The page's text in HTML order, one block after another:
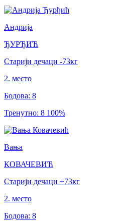
Андрија
ЂУРЂИЋ
Старији дечаци -73кг
2. место
Бодова: 8
Тренутно: 8 100%
Вања
КОВАЧЕВИЋ
Старији дечаци +73кг
2. место
Бодова: 8